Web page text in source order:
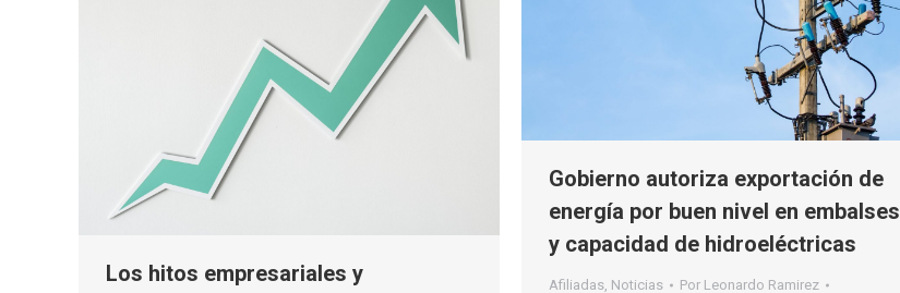
Gobierno autoriza exportación de
energía por buen nivel en embalses
y capacidad de hidroeléctricas
Afiliadas, Noticias Por Leonardo Ramirez
Los hitos empresariales y